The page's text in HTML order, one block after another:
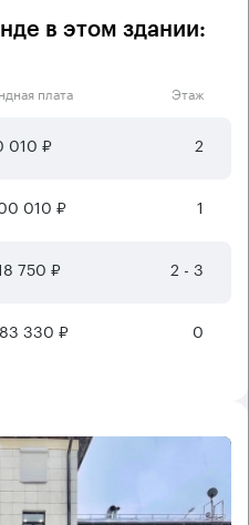
в этом здании:
плата Этаж
010 ₽ 2
010 ₽ 1
750 ₽ 2 - 3
330 ₽ 0